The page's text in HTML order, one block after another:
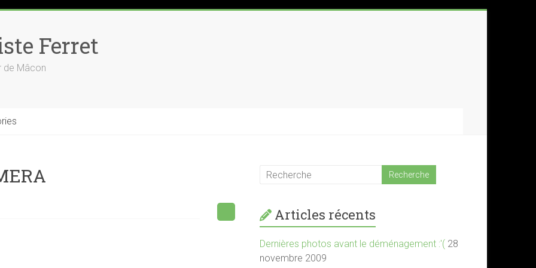
Ferret
de Mâcon
Articles récents
Dernières photos avant le déménagement :'( 28
novembre 2009